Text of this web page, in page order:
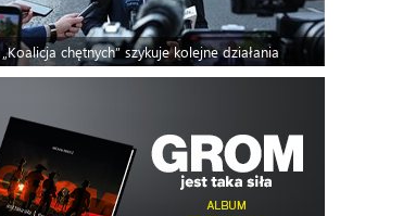
„Koalicja chętnych” szykuje kolejne działania